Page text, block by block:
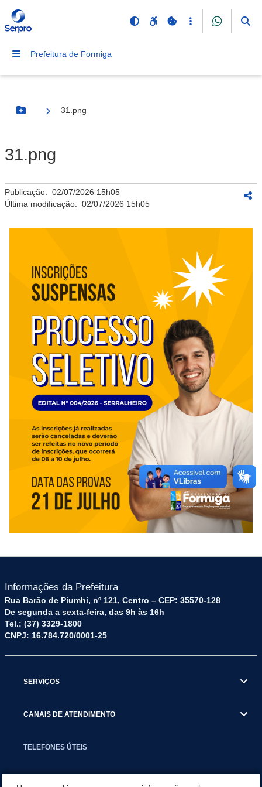
Prefeitura de Formiga
Botão Menu
31.png
31.png
Publicação: 02/07/2026 15h05
Última modificação: 02/07/2026 15h05
Informações da Prefeitura
Rua Barão de Piumhi, nº 121, Centro – CEP: 35570-128
De segunda a sexta-feira, das 9h às 16h
Tel.: (37) 3329-1800
CNPJ: 16.784.720/0001-25
SERVIÇOS
CANAIS DE ATENDIMENTO
TELEFONES ÚTEIS